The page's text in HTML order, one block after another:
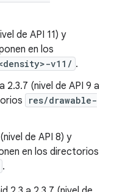
de API 11) y
en los
v11/ .
2.3.7 (nivel de API 9 a
res/drawable-
de API 8) y
en los directorios
.